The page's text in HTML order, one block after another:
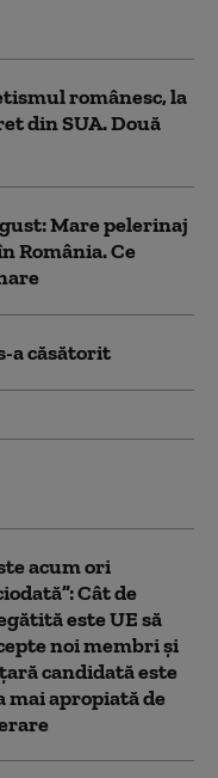
românesc, la
din SUA. Două
Mare pelerinaj
România. Ce
a căsătorit
acum ori
Cât de
este UE să
noi membri și
candidată este
mai apropiată de